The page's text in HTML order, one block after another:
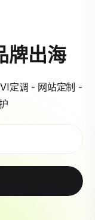
牌出海
定调 - 网站定制 -